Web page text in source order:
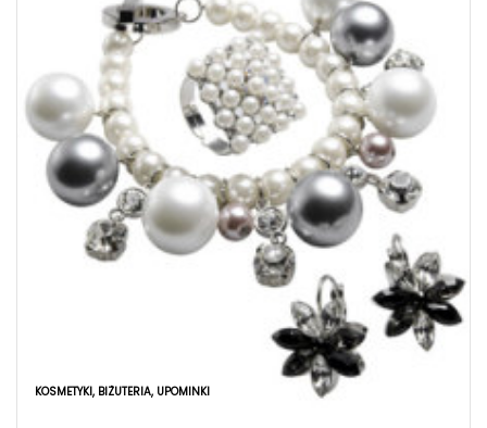
KOSMETYKI, BIŻUTERIA, UPOMINKI